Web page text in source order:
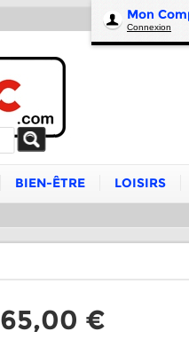
Mon
Connexion
BIEN-ÊTRE LOISIRS
65,00 €